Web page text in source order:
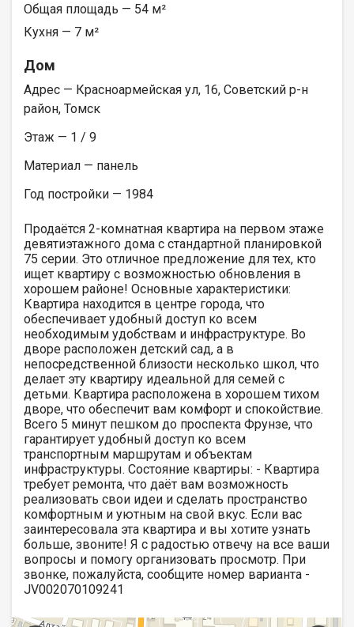
Общая площадь — 54 м²
Кухня — 7 м²
Дом
Адрес — Красноармейская ул, 16, Советский р-н
район, Томск
Этаж — 1 / 9
Материал — панель
Год постройки — 1984
Продаётся 2-комнатная квартира на первом этаже
девятиэтажного дома с стандартной планировкой
75 серии. Это отличное предложение для тех, кто
ищет квартиру с возможностью обновления в
хорошем районе! Основные характеристики:
Квартира находится в центре города, что
обеспечивает удобный доступ ко всем
необходимым удобствам и инфраструктуре. Во
дворе расположен детский сад, а в
непосредственной близости несколько школ, что
делает эту квартиру идеальной для семей с
детьми. Квартира расположена в хорошем тихом
дворе, что обеспечит вам комфорт и спокойствие.
Всего 5 минут пешком до проспекта Фрунзе, что
гарантирует удобный доступ ко всем
транспортным маршрутам и объектам
инфраструктуры. Состояние квартиры: - Квартира
требует ремонта, что даёт вам возможность
реализовать свои идеи и сделать пространство
комфортным и уютным на свой вкус. Если вас
заинтересовала эта квартира и вы хотите узнать
больше, звоните! Я с радостью отвечу на все ваши
вопросы и помогу организовать просмотр. При
звонке, пожалуйста, сообщите номер варианта -
JV002070109241